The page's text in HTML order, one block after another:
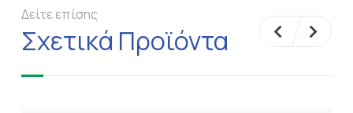
Δείτε επίσης
Σχετικά Προϊόντα